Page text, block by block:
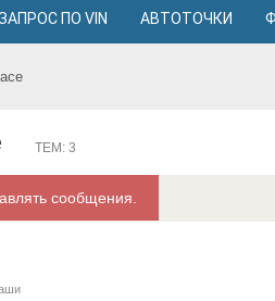
ПО VIN АВТОТОЧКИ
ТЕМ: 3
сообщения.